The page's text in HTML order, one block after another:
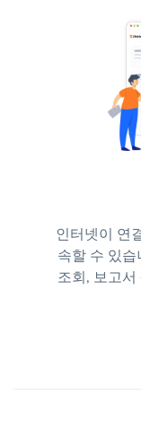
인터넷이 연
속할 수 있
조회, 보고